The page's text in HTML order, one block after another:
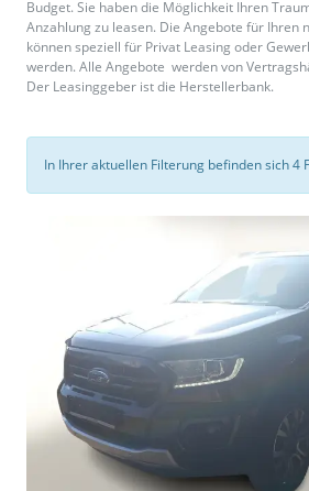
Budget. Sie haben die Möglichkeit Ihren
Anzahlung zu leasen. Die Angebote für Ihren
können speziell für Privat Leasing oder
werden. Alle Angebote werden von
Der Leasinggeber ist die Herstellerbank.
In Ihrer aktuellen Filterung befinden sich4